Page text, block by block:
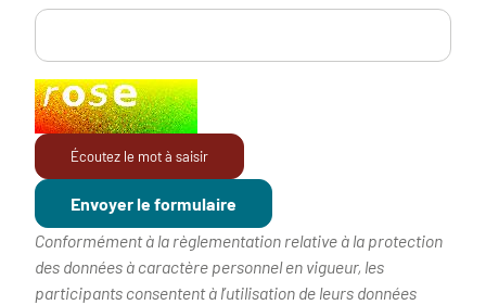
Champ pour les robots. Si vous êtes humains, merci de le
Écoutez le mot à saisir
Conformément à la règlementation relative à la protection
des données à caractère personnel en vigueur, les
participants consentent à l’utilisation de leurs données